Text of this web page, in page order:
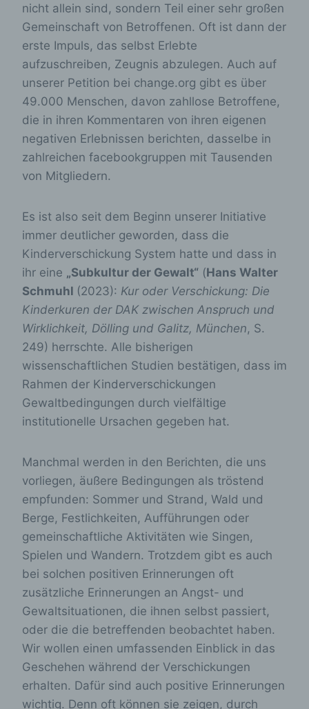
nicht allein sind, sondern Teil einer sehr großen
Gemeinschaft von Betroffenen. Oft ist dann der
erste Impuls, das selbst Erlebte
aufzuschreiben, Zeugnis abzulegen. Auch auf
unserer Petition bei change.org gibt es über
49.000 Menschen, davon zahllose Betroffene,
die in ihren Kommentaren von ihren eigenen
negativen Erlebnissen berichten, dasselbe in
zahlreichen facebookgruppen mit Tausenden
von Mitgliedern.
Es ist also seit dem Beginn unserer Initiative
immer deutlicher geworden, dass die
Kinderverschickung System hatte und dass in
ihr eine „Subkultur der Gewalt“ (Hans Walter
Schmuhl (2023): Kur oder Verschickung: Die
Kinderkuren der DAK zwischen Anspruch und
Wirklichkeit, Dölling und Galitz, München, S.
249) herrschte. Alle bisherigen
wissenschaftlichen Studien bestätigen, dass im
Rahmen der Kinderverschickungen
Gewaltbedingungen durch vielfältige
institutionelle Ursachen gegeben hat.
Manchmal werden in den Berichten, die uns
vorliegen, äußere Bedingungen als tröstend
empfunden: Sommer und Strand, Wald und
Berge, Festlichkeiten, Aufführungen oder
gemeinschaftliche Aktivitäten wie Singen,
Spielen und Wandern. Trotzdem gibt es auch
bei solchen positiven Erinnerungen oft
zusätzliche Erinnerungen an Angst- und
Gewaltsituationen, die ihnen selbst passiert,
oder die die betreffenden beobachtet haben.
Wir wollen einen umfassenden Einblick in das
Geschehen während der Verschickungen
erhalten. Dafür sind auch positive Erinnerungen
wichtig. Denn oft können sie zeigen, durch